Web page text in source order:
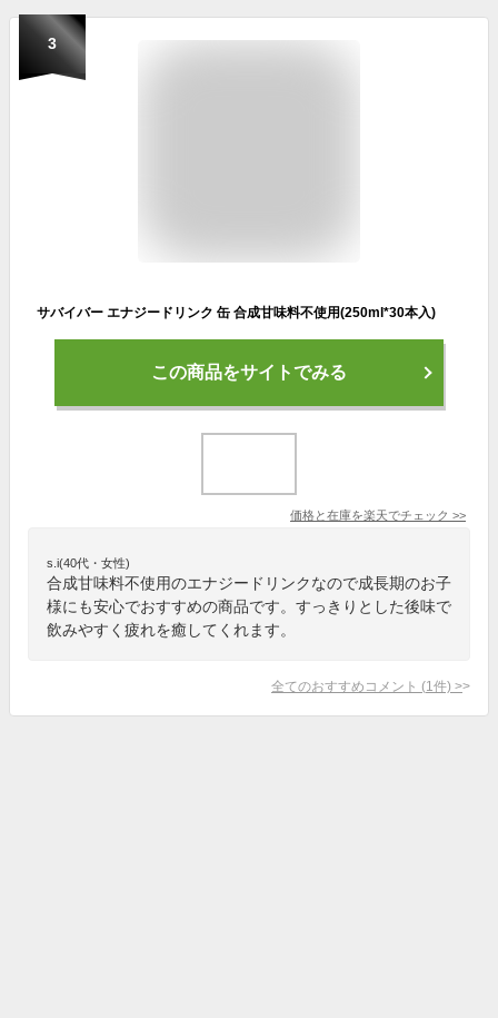
3
サバイバー エナジードリンク 缶 合成甘味料不使用(250ml*30本入)
この商品をサイトでみる
価格と在庫を楽天でチェック >>
s.i(40代・女性)
合成甘味料不使用のエナジードリンクなので成長期のお子
様にも安心でおすすめの商品です。すっきりとした後味で
飲みやすく疲れを癒してくれます。
全てのおすすめコメント (1 件) >